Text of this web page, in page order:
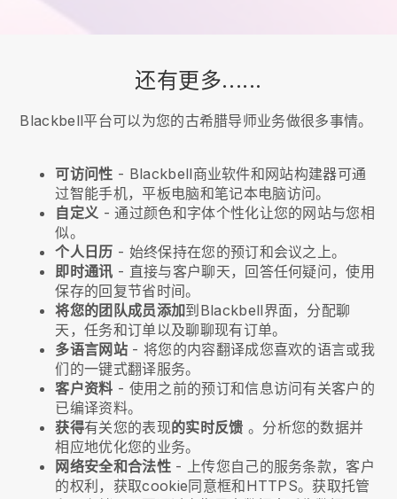
还有更多......
Blackbell平台可以为您的古希腊导师业务做很多事情。
可访问性 - Blackbell商业软件和网站构建器可通
过智能手机，平板电脑和笔记本电脑访问。
自定义 - 通过颜色和字体个性化让您的网站与您相
似。
个人日历 - 始终保持在您的预订和会议之上。
即时通讯 - 直接与客户聊天，回答任何疑问，使用
保存的回复节省时间。
将您的团队成员添加到 Blackbell界面，分配聊
天，任务和订单以及聊聊现有订单。
多语言网站 - 将您的内容翻译成您喜欢的语言或我
们的一键式翻译服务。
客户资料 - 使用之前的预订和信息访问有关客户的
已编译资料。
获得有关您的表现的实时反馈 。分析您的数据并
相应地优化您的业务。
网络安全和合法性- 上传您自己的服务条款，客户
的权利，获取cookie同意框和HTTPS。获取托管